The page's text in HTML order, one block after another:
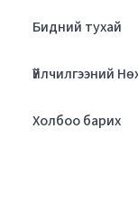
Бидний тухай
Үйлчилгээний
Холбоо барих